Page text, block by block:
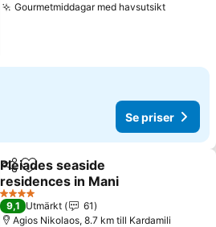
Gourmetmiddagar med havsutsikt
Se priser
Dela Lägg till i Mina Favoriter
Pleiades seaside
residences in Mani
4 Stjärnor
9,1 Utmärkt
61
Agios Nikolaos, 8.7 km till Kardamili